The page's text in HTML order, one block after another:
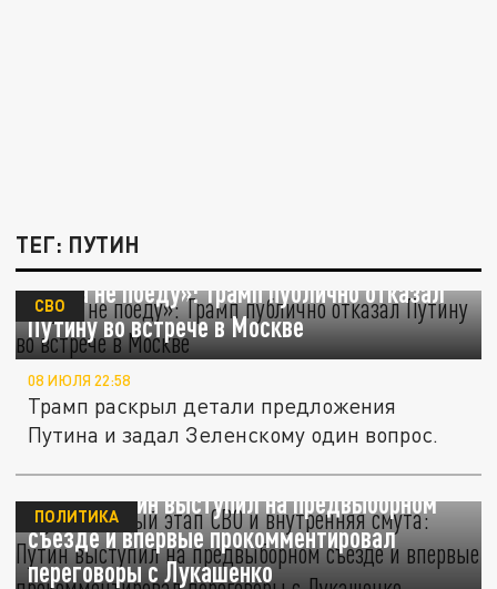
ТЕГ: ПУТИН
«Туда не поеду»: Трамп публично отказал
Путину во встрече в Москве
СВО
08 ИЮЛЯ 22:58
Трамп раскрыл детали предложения
Путина и задал Зеленскому один вопрос.
Судьбоносный этап СВО и внутренняя
смута: Путин выступил на предвыборном
съезде и впервые прокомментировал
переговоры с Лукашенко
ПОЛИТИКА